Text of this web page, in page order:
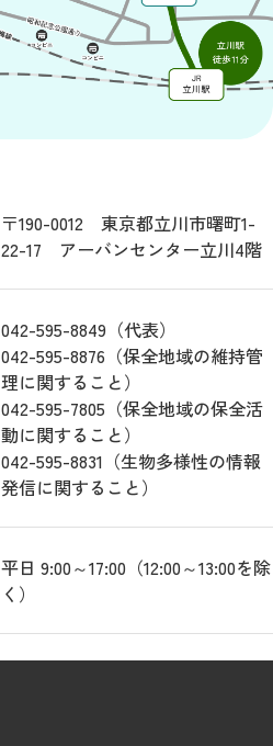
〒190-0012 東京都立川市曙町1-
22-17 アーバンセンター立川4階
042-595-8849（代表）
042-595-8876（保全地域の維持管
理に関すること）
042-595-7805（保全地域の保全活
動に関すること）
042-595-8831（生物多様性の情報
発信に関すること）
平日 9:00～17:00（12:00～13:00を除
く）